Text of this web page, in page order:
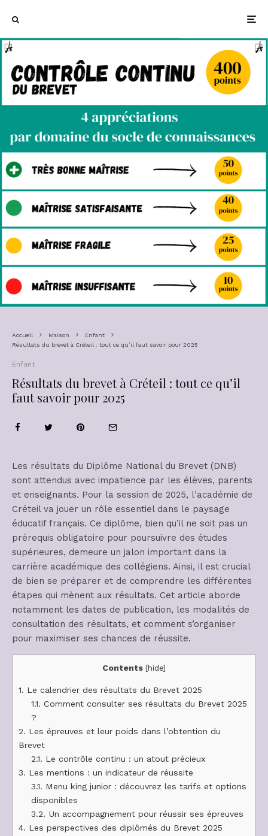
Accueil Maison
Enfant
Résultats du brevet à Créteil : tout ce qu’il faut savoir pour 2025
Enfant
Résultats du brevet à Créteil : tout ce qu’il
faut savoir pour 2025
Les résultats du Diplôme National du Brevet (DNB)
sont attendus avec impatience par les élèves, parents
et enseignants. Pour la session de 2025, l’académie de
Créteil va jouer un rôle essentiel dans le paysage
éducatif français. Ce diplôme, bien qu’il ne soit pas un
prérequis obligatoire pour poursuivre des études
supérieures, demeure un jalon important dans la
carrière académique des collégiens. Ainsi, il est crucial
de bien se préparer et de comprendre les différentes
étapes qui mènent aux résultats. Cet article aborde
notamment les dates de publication, les modalités de
consultation des résultats, et comment s’organiser
pour maximiser ses chances de réussite.
Contents [hide]
1. Le calendrier des résultats du Brevet 2025
1.1. Comment consulter ses résultats du Brevet 2025
?
2. Les épreuves et leur poids dans l’obtention du
Brevet
2.1. Le contrôle continu : un atout précieux
3. Les mentions : un indicateur de réussite
3.1. Menu king junior : découvrez les tarifs et options
disponibles
3.2. Un accompagnement pour réussir ses épreuves
4. Les perspectives des diplômés du Brevet 2025